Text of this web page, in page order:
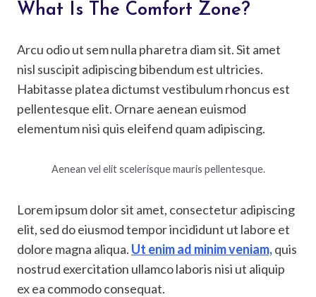
What Is The Comfort Zone?
Arcu odio ut sem nulla pharetra diam sit. Sit amet
nisl suscipit adipiscing bibendum est ultricies.
Habitasse platea dictumst vestibulum rhoncus est
pellentesque elit. Ornare aenean euismod
elementum nisi quis eleifend quam adipiscing.
Aenean vel elit scelerisque mauris pellentesque.
Lorem ipsum dolor sit amet, consectetur adipiscing
elit, sed do eiusmod tempor incididunt ut labore et
dolore magna aliqua. Ut enim ad minim veniam,quis
nostrud exercitation ullamco laboris nisi ut aliquip
ex ea commodo consequat.